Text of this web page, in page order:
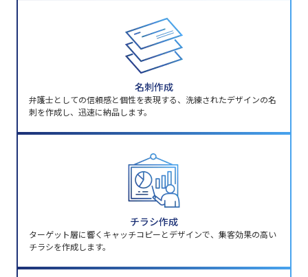
名刺作成
弁護士としての信頼感と個性を表現する、洗練されたデザインの名
刺を作成し、迅速に納品します。
チラシ作成
ターゲット層に響くキャッチコピーとデザインで、集客効果の高い
チラシを作成します。